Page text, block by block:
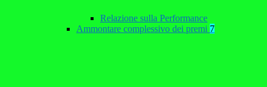
Relazione sulla Performance
Ammontare complessivo dei premi 7